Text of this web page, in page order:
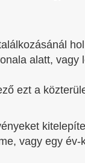
alatt, vagy
ezt a
vagy egy